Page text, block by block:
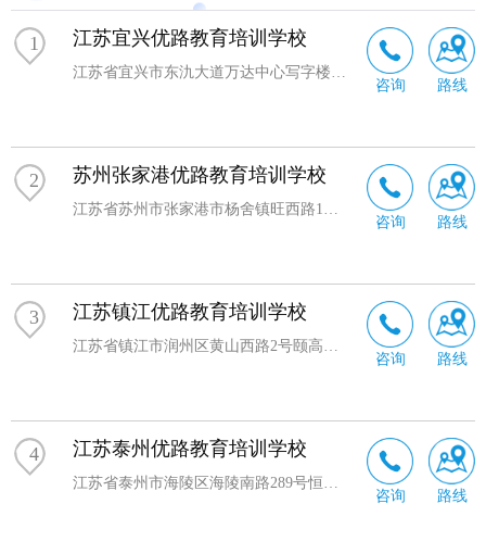
1 江苏宜兴优路教育培训学校
江苏省宜兴市东氿大道万达中心写字楼1513室
咨询 路线
2 苏州张家港优路教育培训学校
江苏省苏州市张家港市杨舍镇旺西路1号未来财富大厦B1102室
咨询 路线
3 江苏镇江优路教育培训学校
江苏省镇江市润州区黄山西路2号颐高广场1幢8层836室
咨询 路线
4 江苏泰州优路教育培训学校
江苏省泰州市海陵区海陵南路289号恒景国际花园C22幢1211室
咨询 路线